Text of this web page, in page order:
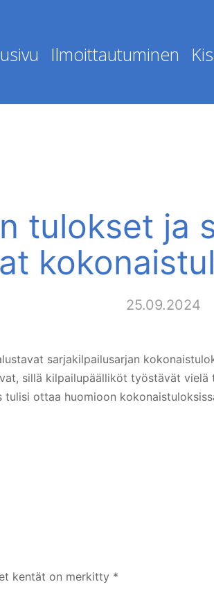
Ilmoittautuminen
tulokset ja
25.09.2024
sarjakilpailusarjan
sillä kilpailupäälliköt työstävät
tulisi ottaa huomioon
kentät on merkitty *